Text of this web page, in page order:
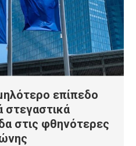
επίπεδο
στεγαστικά
στις φθηνότερες